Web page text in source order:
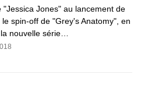
"Jessica Jones" au lancement de
spin-off de "Grey's Anatomy", en
nouvelle série…